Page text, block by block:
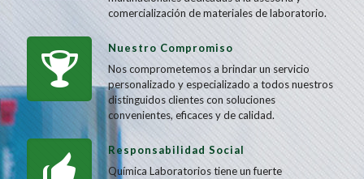
comercialización de materiales de laboratorio.
Nuestro Compromiso
Nos comprometemos a brindar un servicio
personalizado y especializado a todos nuestros
distinguidos clientes con soluciones
convenientes, eficaces y de calidad.
Responsabilidad Social
Química Laboratorios tiene un fuerte